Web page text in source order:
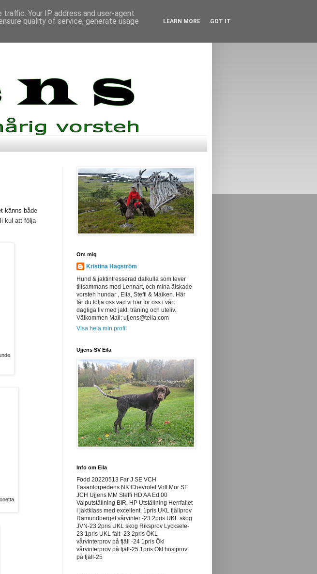
känns både
kul att följa
Om mig
Kristina Hagström
Hund & jaktintresserad dalkulla som lever
tillsammans med Lennart, och mina älskade
vorsteh hundar , Eila, Steffi & Maiken. Här
får du följa oss vad vi har för oss i vårt
dagliga liv med jakt, träning och uteliv.
Välkommen Mail: ujjens@telia.com
Visa hela min profil
Ujjens SV Eila
Info om Eila
Född 20220513 Far J SE VCH
Fasantorpedens NK Chevrolet Volt Mor SE
JCH Ujjens MM Steffi HD AA Ed 00
Valputställning BIR, HP Utställning Herrfallet
i jaktklass med excellent. 1pris UKL fjällprov
Ramundberget vårvinter -23 2pris UKL skog
JVN-23 2pris UKL skog Riksprov Lycksele-
23 1pris UKL fält -23 2pris ÖKL
vårvinterprov på fjäll -24 1pris Ökl
vårvinterprov på fjäll-25 1pris Ökl höstprov
på fjäll-25
Your IP address and user-agent
quality of service, generate usage
LEARN MORE GOT IT